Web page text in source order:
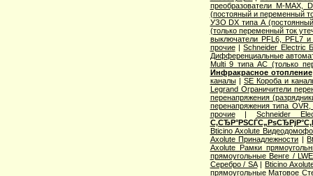
преобразователи M-MAX,
(постояный и переменный
УЗО DX типа А
(только переменный ток
выключатели PFL6, PFL7 и
прочие|Schneider Electric
Дифференциальные
Multi 9 типа АС (только
Инфракрасное отопление
каналы| SE Короба и
Legrand Ограничители
перенапряжения
перенапряжения типа
прочие|Schneider
Bticino Axolute
Axolute Принадлежности |
Axolute Рамки
прямоугольные Венге / LWE
Серебро / SA|Bticino
прямоугольные Матовое